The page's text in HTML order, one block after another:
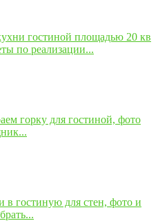
гостиной площадью 20 кв
по реализации...
горку для гостиной, фото
в гостиную для стен, фото и